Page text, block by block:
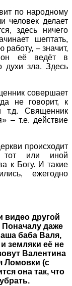
по народному
человек делает
здесь ничего
шептать,
работу, – значит,
её ведёт в
духи зла. Здесь
совершает
не говорит, к
Священник
– т.е. действие
происходит
или иной
к Богу. И такие
ежегодно
видео другой
Поначалу даже
баба Валя,
земляки её не
Валентина
Ломовки (с
она так, что